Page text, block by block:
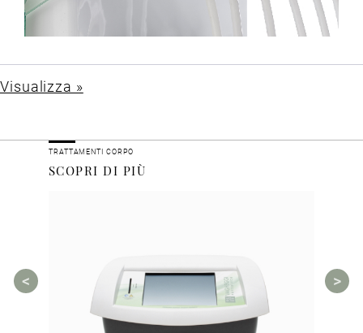
Visualizza »
TRATTAMENTI CORPO
SCOPRI DI PIÙ